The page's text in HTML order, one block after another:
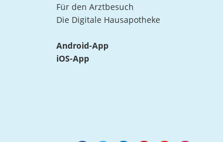
Für den Arztbesuch
Die Digitale Hausapotheke
Android-App
iOS-App